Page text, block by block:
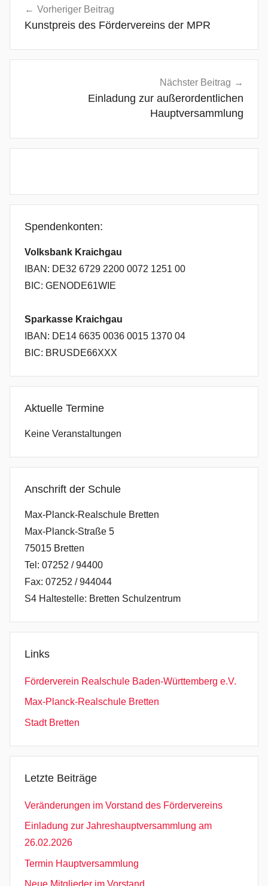
Vorheriger Beitrag
Kunstpreis des Fördervereins der MPR
Nächster Beitrag
Einladung zur außerordentlichen
Hauptversammlung
Spendenkonten:
Volksbank Kraichgau
IBAN: DE32 6729 2200 0072 1251 00
BIC: GENODE61WIE
Sparkasse Kraichgau
IBAN: DE14 6635 0036 0015 1370 04
BIC: BRUSDE66XXX
Aktuelle Termine
Keine Veranstaltungen
Anschrift der Schule
Max-Planck-Realschule Bretten
Max-Planck-Straße 5
75015 Bretten
Tel: 07252 / 94400
Fax: 07252 / 944044
S4 Haltestelle: Bretten Schulzentrum
Links
Förderverein Realschule Baden-Württemberg e.V.
Max-Planck-Realschule Bretten
Stadt Bretten
Letzte Beiträge
Veränderungen im Vorstand des Fördervereins
Einladung zur Jahreshauptversammlung am
26.02.2026
Termin Hauptversammlung
Neue Mitglieder im Vorstand